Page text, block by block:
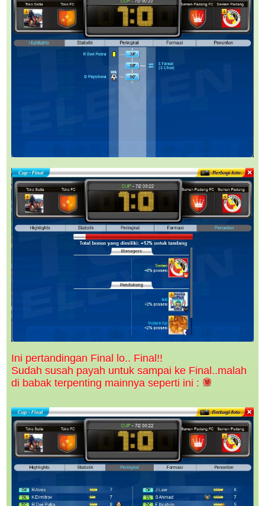
Ini pertandingan Final lo.. Final!!
Sudah susah payah untuk sampai ke Final..malah
di babak terpenting mainnya seperti ini :